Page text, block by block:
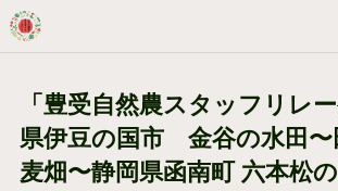
「豊受自然農スタッフリレ
県伊豆の国市 金谷の水田〜
麦畑〜静岡県函南町 六本松